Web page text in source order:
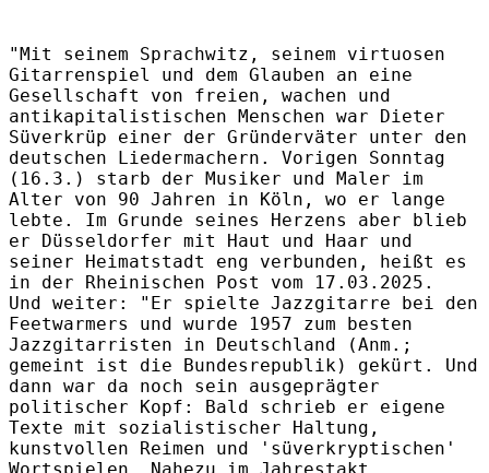
"Mit seinem Sprachwitz, seinem virtuosen
Gitarrenspiel und dem Glauben an eine
Gesellschaft von freien, wachen und
antikapitalistischen Menschen war Dieter
Süverkrüp einer der Gründerväter unter den
deutschen Liedermachern. Vorigen Sonntag
(16.3.) starb der Musiker und Maler im
Alter von 90 Jahren in Köln, wo er lange
lebte. Im Grunde seines Herzens aber blieb
er Düsseldorfer mit Haut und Haar und
seiner Heimatstadt eng verbunden, heißt es
in der Rheinischen Post vom 17.03.2025.
Und weiter: "Er spielte Jazzgitarre bei den
Feetwarmers und wurde 1957 zum besten
Jazzgitarristen in Deutschland (Anm.;
gemeint ist die Bundesrepublik) gekürt. Und
dann war da noch sein ausgeprägter
politischer Kopf: Bald schrieb er eigene
Texte mit sozialistischer Haltung,
kunstvollen Reimen und 'süverkryptischen'
Wortspielen. Nahezu im Jahrestakt